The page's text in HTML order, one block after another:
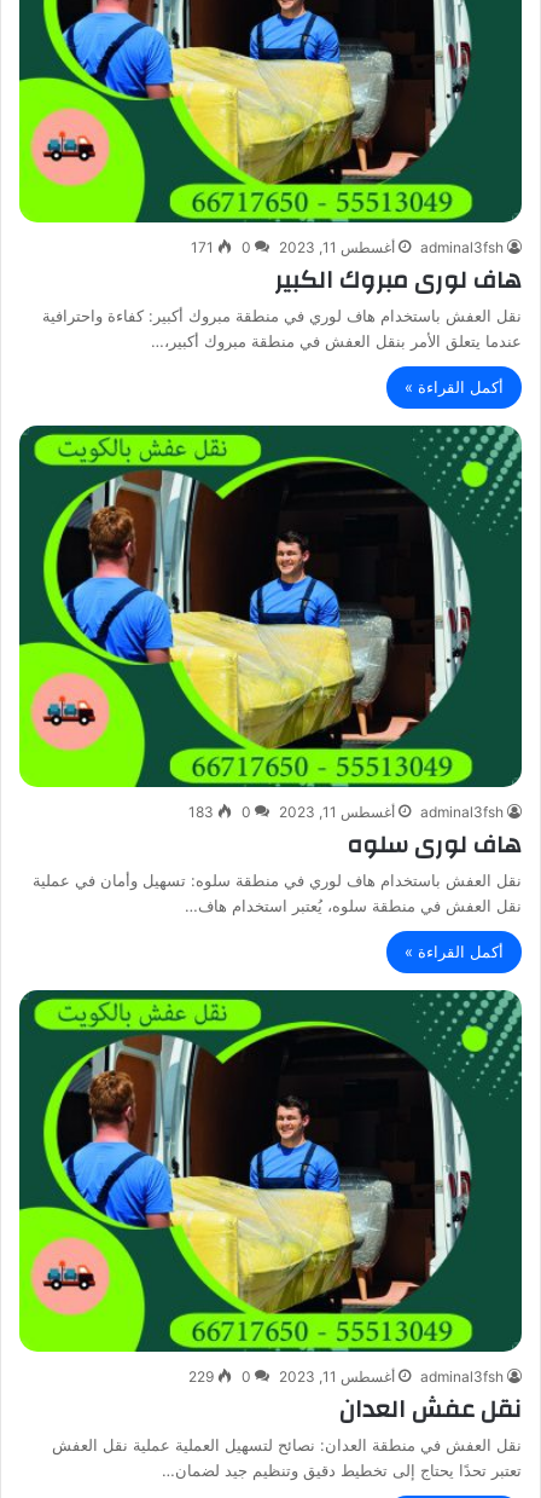
adminal3fsh أغسطس 11, 2023 0
171
هاف لورى مبروك الكبير
نقل العفش باستخدام هاف لوري في منطقة مبروك أكبير: كفاءة واحترافية
عندما يتعلق الأمر بنقل العفش في منطقة مبروك أكبير،…
أكمل القراءة »
adminal3fsh أغسطس 11, 2023 0
183
هاف لورى سلوه
نقل العفش باستخدام هاف لوري في منطقة سلوه: تسهيل وأمان في عملية
نقل العفش في منطقة سلوه، يُعتبر استخدام هاف…
أكمل القراءة »
adminal3fsh أغسطس 11, 2023 0
229
نقل عفش العدان
نقل العفش في منطقة العدان: نصائح لتسهيل العملية عملية نقل العفش
تعتبر تحدًا يحتاج إلى تخطيط دقيق وتنظيم جيد لضمان…